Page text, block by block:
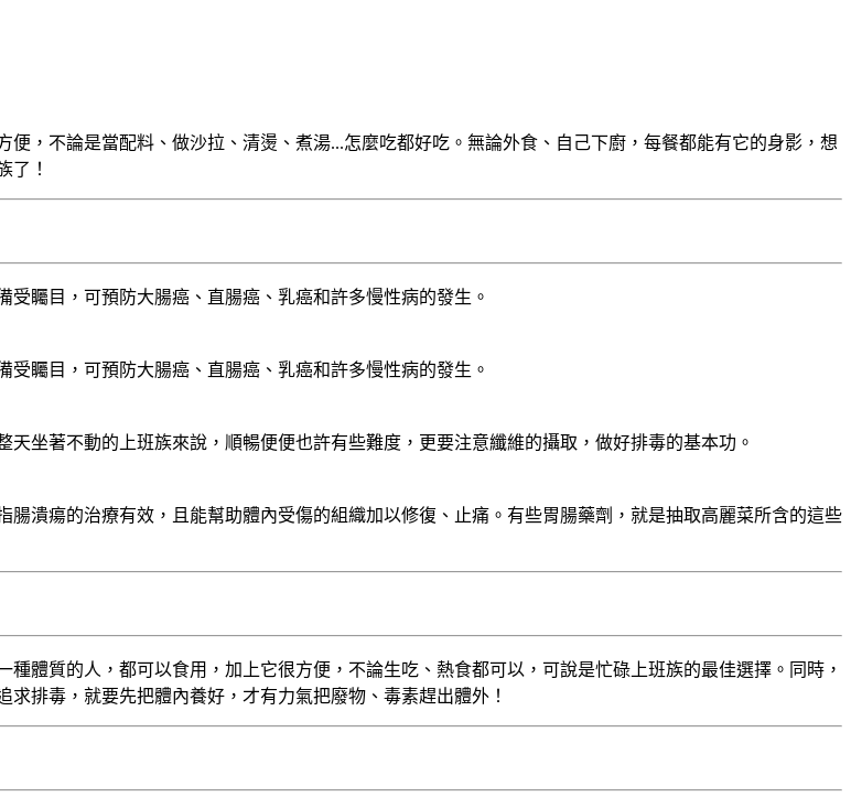
，不論是當配料、做沙拉、清燙、煮湯...怎麼吃都好吃。無論外食、自己下廚，每餐都能有它的身影，想
了！
矚目，可預防大腸癌、直腸癌、乳癌和許多慢性病的發生。
矚目，可預防大腸癌、直腸癌、乳癌和許多慢性病的發生。
坐著不動的上班族來說，順暢便便也許有些難度，更要注意纖維的攝取，做好排毒的基本功。
潰瘍的治療有效，且能幫助體內受傷的組織加以修復、止痛。有些胃腸藥劑，就是抽取高麗菜所含的這些
體質的人，都可以食用，加上它很方便，不論生吃、熱食都可以，可說是忙碌上班族的最佳選擇。同時，
排毒，就要先把體內養好，才有力氣把廢物、毒素趕出體外！